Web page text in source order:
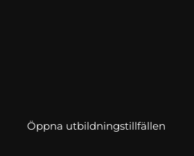
Öppna utbildningstillfällen